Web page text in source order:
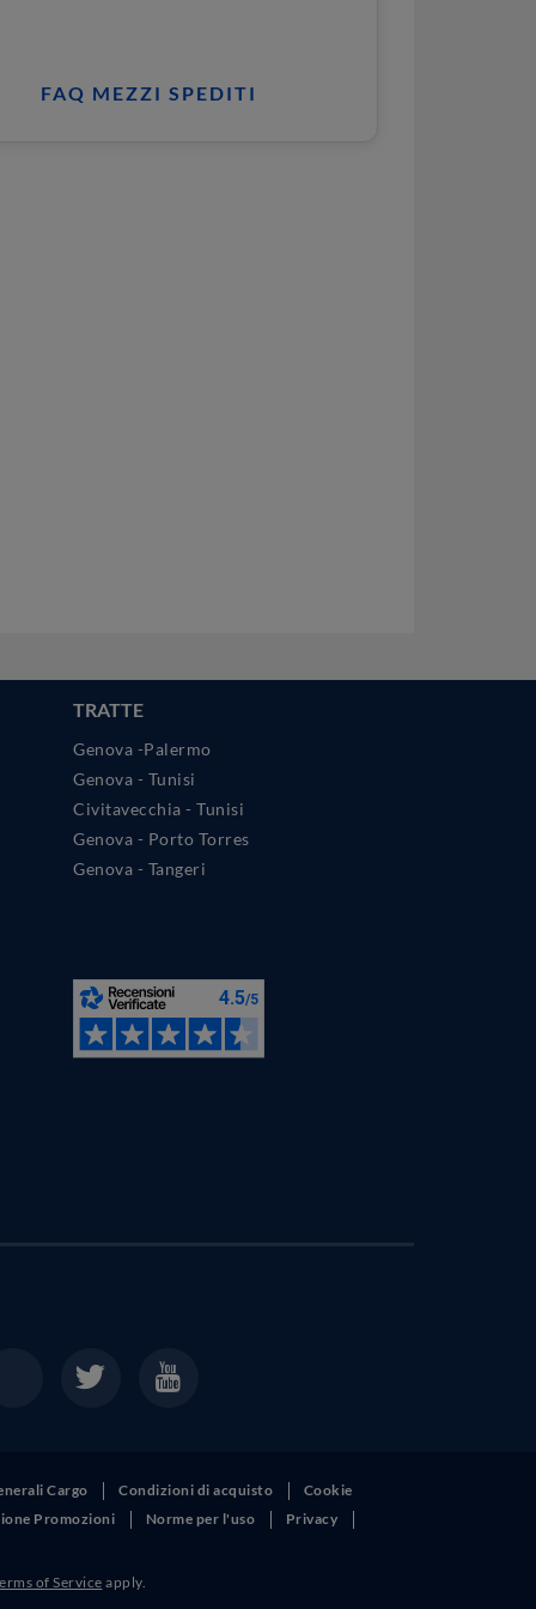
FAQ MEZZI SPEDITI
TRATTE
Genova -Palermo
Genova - Tunisi
Civitavecchia - Tunisi
Genova - Porto Torres
Genova - Tangeri
Cargo Condizioni di acquisto
Cookie
Promozioni
Norme per l'uso Privacy
of Service apply.